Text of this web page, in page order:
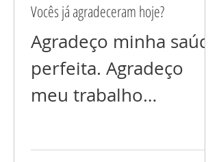
Vocês já agradeceram hoje?
Agradeço minha saúde
perfeita. Agradeço
meu trabalho
meu relacionamento